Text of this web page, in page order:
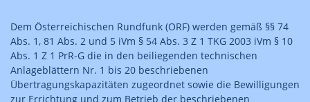
Dem Österreichischen Rundfunk (ORF) werden gemäß §§ 74
Abs. 1, 81 Abs. 2 und 5 iVm § 54 Abs. 3 Z 1 TKG 2003 iVm § 10
Abs. 1 Z 1 PrR-G die in den beiliegenden technischen
Anlageblättern Nr. 1 bis 20 beschriebenen
Übertragungskapazitäten zugeordnet sowie die Bewilligungen
zur Errichtung und zum Betrieb der beschriebenen